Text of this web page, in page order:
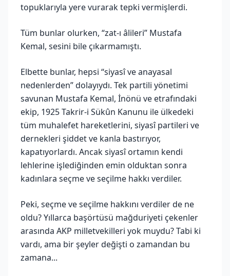
topuklarıyla yere vurarak tepki vermişlerdi.
Tüm bunlar olurken, “zat-ı âlileri” Mustafa
Kemal, sesini bile çıkarmamıştı.
Elbette bunlar, hepsi “siyasî ve anayasal
nedenlerden” dolayıydı. Tek partili yönetimi
savunan Mustafa Kemal, İnönü ve etrafındaki
ekip, 1925 Takrir-i Sükûn Kanunu ile ülkedeki
tüm muhalefet hareketlerini, siyasî partileri ve
dernekleri şiddet ve kanla bastırıyor,
kapatıyorlardı. Ancak siyasî ortamın kendi
lehlerine işlediğinden emin olduktan sonra
kadınlara seçme ve seçilme hakkı verdiler.
Peki, seçme ve seçilme hakkını verdiler de ne
oldu? Yıllarca başörtüsü mağduriyeti çekenler
arasında AKP milletvekilleri yok muydu? Tabi ki
vardı, ama bir şeyler değişti o zamandan bu
zamana...